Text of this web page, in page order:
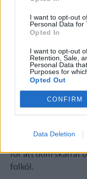
I want to opt-out
Personal Data for
Opted In
I want to opt-out
Retention, Sale,
Personal Data
Purposes for
Opted Out
CONFIRM
Data Deletion
– Apex om man
för lovande
hög nivå. O/O för
bäst eller iallafall
för att dom skaffat
folköl.